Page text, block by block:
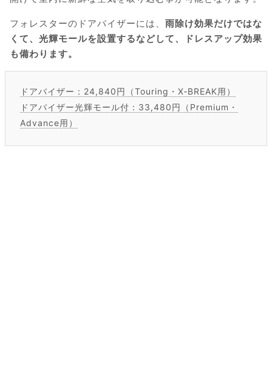
フォレスターのドアバイザーには、 雨除け効果だけではな
くて、光輝モールを設置するなどして、ドレスアップ効果
も備わります。
ドアバイザー：24,840円（Touring・X‐BREAK用）
ドアバイザー光輝モール付：33,480円（Premium・
Advance用）